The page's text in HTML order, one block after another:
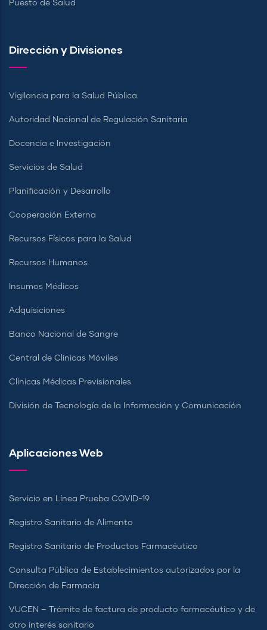
Puesto de Salud
Dirección y Divisiones
Vigilancia para la Salud Pública
Autoridad Nacional de Regulación Sanitaria
Docencia e Investigación
Servicios de Salud
Planificación y Desarrollo
Cooperación Externa
Recursos Físicos para la Salud
Recursos Humanos
Insumos Médicos
Adquisiciones
Banco Nacional de Sangre
Central de Clínicas Móviles
Clínicas Médicas Previsionales
División de Tecnología de la Información y Comunicación
Aplicaciones Web
Servicio en Línea Prueba COVID-19
Registro Sanitario de Alimento
Registro Sanitario de Productos Farmacéutico
Consulta Pública de Establecimientos autorizados por la
Dirección de Farmacia
VUCEN – Trámite de factura de producto farmacéutico y de
otro interés sanitario